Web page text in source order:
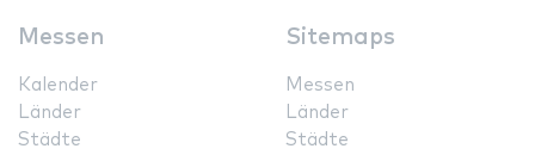
Messen
Kalender
Länder
Städte
Sitemaps
Messen
Länder
Städte